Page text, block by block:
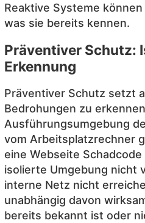
Reaktive Systeme
was sie bereits kennen.
Präventiver Schutz:
Erkennung
Präventiver Schutz setzt
Bedrohungen zu
Ausführungsumgebung
vom Arbeitsplatzrechner
eine Webseite
isolierte Umgebung nicht
interne Netz nicht
unabhängig davon
bereits bekannt ist oder